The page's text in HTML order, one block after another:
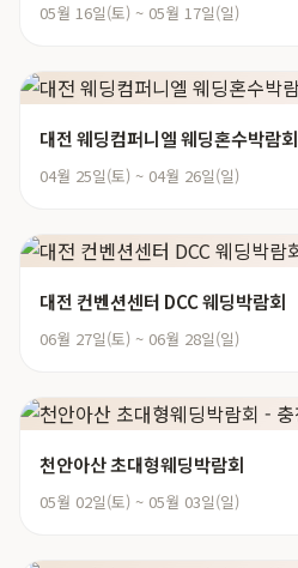
05월 16일(토) ~ 05월 17일(일)
대전 웨딩컴퍼니엘 웨딩혼수박람회
04월 25일(토) ~ 04월 26일(일)
대전 컨벤션센터 DCC 웨딩박람회
06월 27일(토) ~ 06월 28일(일)
천안아산 초대형웨딩박람회
05월 02일(토) ~ 05월 03일(일)